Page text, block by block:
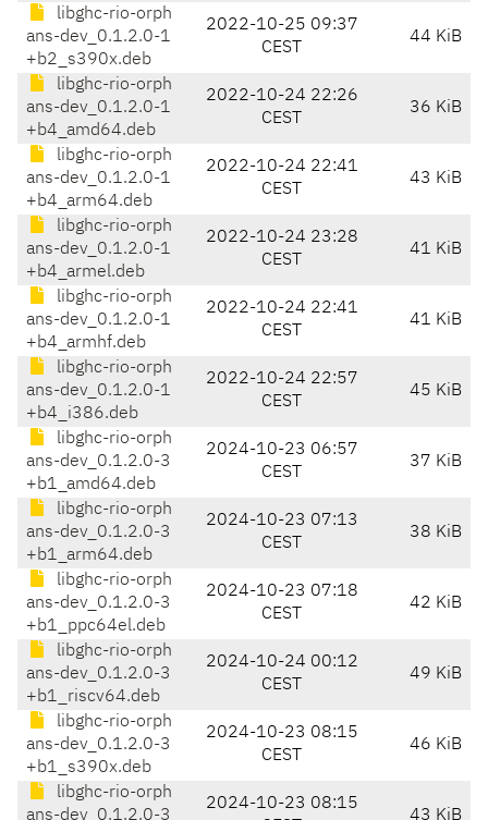
libghc-rio-orph
ans-dev_0.1.2.0-1
+b2_s390x.deb
2022-10-25 09:37
CEST
44 KiB
libghc-rio-orph
ans-dev_0.1.2.0-1
+b4_amd64.deb
2022-10-24 22:26
CEST
36 KiB
libghc-rio-orph
ans-dev_0.1.2.0-1
+b4_arm64.deb
2022-10-24 22:41
CEST
43 KiB
libghc-rio-orph
ans-dev_0.1.2.0-1
+b4_armel.deb
2022-10-24 23:28
CEST
41 KiB
libghc-rio-orph
ans-dev_0.1.2.0-1
+b4_armhf.deb
2022-10-24 22:41
CEST
41 KiB
libghc-rio-orph
ans-dev_0.1.2.0-1
+b4_i386.deb
2022-10-24 22:57
CEST
45 KiB
libghc-rio-orph
ans-dev_0.1.2.0-3
+b1_amd64.deb
2024-10-23 06:57
CEST
37 KiB
libghc-rio-orph
ans-dev_0.1.2.0-3
+b1_arm64.deb
2024-10-23 07:13
CEST
38 KiB
libghc-rio-orph
ans-dev_0.1.2.0-3
+b1_ppc64el.deb
2024-10-23 07:18
CEST
42 KiB
libghc-rio-orph
ans-dev_0.1.2.0-3
+b1_riscv64.deb
2024-10-24 00:12
CEST
49 KiB
libghc-rio-orph
ans-dev_0.1.2.0-3
+b1_s390x.deb
2024-10-23 08:15
CEST
46 KiB
libghc-rio-orph
ans-dev_0.1.2.0-3
2024-10-23 08:15
43 KiB